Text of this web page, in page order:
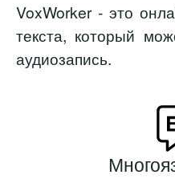
VoxWorker - это
текста, который
аудиозапись.